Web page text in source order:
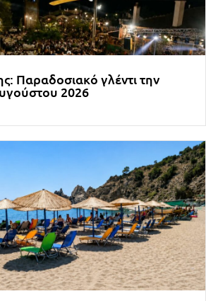
Παραδοσιακό γλέντι την
2026